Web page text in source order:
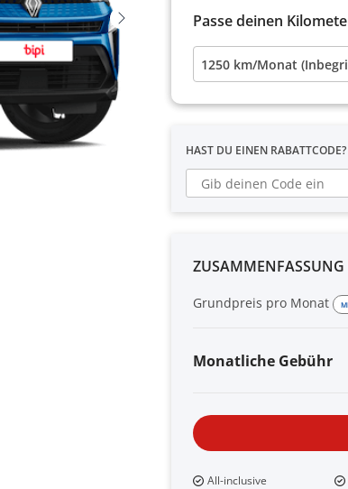
Passe deinen
1250 km/Monat
HAST DU EINEN RABATTCODE?
Grundpreis pro Monat
Monatliche Gebühr
All-inclusive